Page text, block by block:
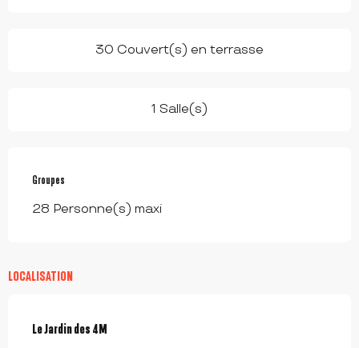
30 Couvert(s) en terrasse
1 Salle(s)
Groupes
Groupes
28 Personne(s) maxi
LOCALISATION
Le Jardin des 4M